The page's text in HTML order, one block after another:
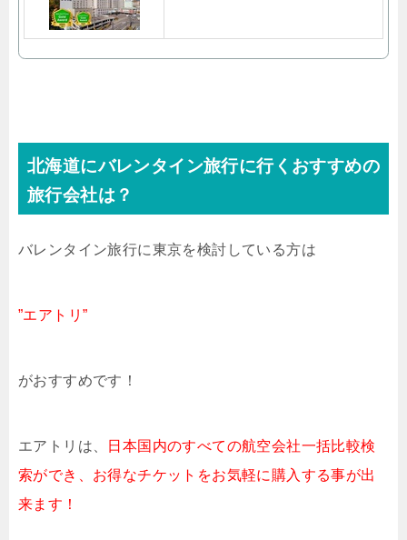
北海道にバレンタイン旅行に行くおすすめの
旅行会社は？
バレンタイン旅行に東京を検討している方は
”エアトリ”
がおすすめです！
エアトリは、
日本国内のすべての航空会社一括比較検
索ができ、お得なチケットをお気軽に購入する事が出
来ます！